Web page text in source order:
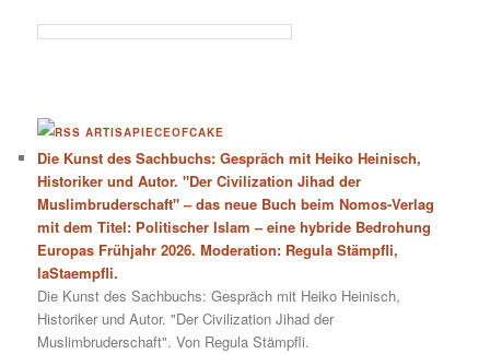
ARTISAPIECEOFCAKE
Die Kunst des Sachbuchs: Gespräch mit Heiko Heinisch,
Historiker und Autor. "Der Civilization Jihad der
Muslimbruderschaft" – das neue Buch beim Nomos-Verlag
mit dem Titel: Politischer Islam – eine hybride Bedrohung
Europas Frühjahr 2026. Moderation: Regula Stämpfli,
laStaempfli.
Die Kunst des Sachbuchs: Gespräch mit Heiko Heinisch,
Historiker und Autor. "Der Civilization Jihad der
Muslimbruderschaft". Von Regula Stämpfli.